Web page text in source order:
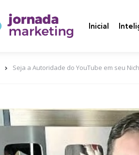
Inicial
Seja a Autoridade do YouTube em seu